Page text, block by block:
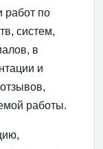
работ по
систем,
в
и
работы.